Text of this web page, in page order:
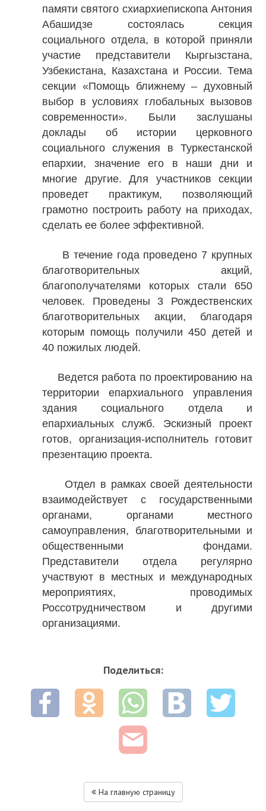
памяти святого схиархиепископа Антония
Абашидзе состоялась секция
социального отдела, в которой приняли
участие представители Кыргызстана,
Узбекистана, Казахстана и России. Тема
секции «Помощь ближнему – духовный
выбор в условиях глобальных вызовов
современности». Были заслушаны
доклады об истории церковного
социального служения в Туркестанской
епархии, значение его в наши дни и
многие другие. Для участников секции
проведет практикум, позволяющий
грамотно построить работу на приходах,
сделать ее более эффективной.
В течение года проведено 7 крупных
благотворительных акций,
благополучателями которых стали 650
человек. Проведены 3 Рождественских
благотворительных акции, благодаря
которым помощь получили 450 детей и
40 пожилых людей.
Ведется работа по проектированию на
территории епархиального управления
здания социального отдела и
епархиальных служб. Эскизный проект
готов, организация-исполнитель готовит
презентацию проекта.
Отдел в рамках своей деятельности
взаимодействует с государственными
органами, органами местного
самоуправления, благотворительными и
общественными фондами.
Представители отдела регулярно
участвуют в местных и международных
мероприятиях, проводимых
Россотрудничеством и другими
организациями.
Поделиться:
На главную страницу